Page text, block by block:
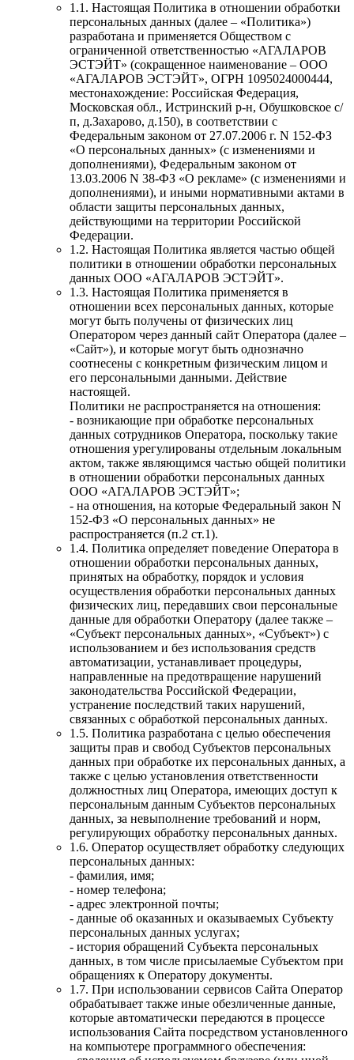
1.1. Настоящая Политика в отношении обработки
персональных данных (далее – «Политика»)
разработана и применяется Обществом с
ограниченной ответственностью «АГАЛАРОВ
ЭСТЭЙТ» (сокращенное наименование – ООО
«АГАЛАРОВ ЭСТЭЙТ», ОГРН 1095024000444,
местонахождение: Российская Федерация,
Московская обл., Истринский р-н, Обушковское с/
п, д.Захарово, д.150), в соответствии с
Федеральным законом от 27.07.2006 г. N 152-ФЗ
«О персональных данных» (с изменениями и
дополнениями), Федеральным законом от
13.03.2006 N 38-ФЗ «О рекламе» (с изменениями и
дополнениями), и иными нормативными актами в
области защиты персональных данных,
действующими на территории Российской
Федерации.
1.2. Настоящая Политика является частью общей
политики в отношении обработки персональных
данных ООО «АГАЛАРОВ ЭСТЭЙТ».
1.3. Настоящая Политика применяется в
отношении всех персональных данных, которые
могут быть получены от физических лиц
Оператором через данный сайт Оператора (далее –
«Сайт»), и которые могут быть однозначно
соотнесены с конкретным физическим лицом и
его персональными данными. Действие
настоящей.
Политики не распространяется на отношения:
- возникающие при обработке персональных
данных сотрудников Оператора, поскольку такие
отношения урегулированы отдельным локальным
актом, также являющимся частью общей политики
в отношении обработки персональных данных
ООО «АГАЛАРОВ ЭСТЭЙТ»;
- на отношения, на которые Федеральный закон N
152-ФЗ «О персональных данных» не
распространяется (п.2 ст.1).
1.4. Политика определяет поведение Оператора в
отношении обработки персональных данных,
принятых на обработку, порядок и условия
осуществления обработки персональных данных
физических лиц, передавших свои персональные
данные для обработки Оператору (далее также –
«Субъект персональных данных», «Субъект») с
использованием и без использования средств
автоматизации, устанавливает процедуры,
направленные на предотвращение нарушений
законодательства Российской Федерации,
устранение последствий таких нарушений,
связанных с обработкой персональных данных.
1.5. Политика разработана с целью обеспечения
защиты прав и свобод Субъектов персональных
данных при обработке их персональных данных, а
также с целью установления ответственности
должностных лиц Оператора, имеющих доступ к
персональным данным Субъектов персональных
данных, за невыполнение требований и норм,
регулирующих обработку персональных данных.
1.6. Оператор осуществляет обработку следующих
персональных данных:
- фамилия, имя;
- номер телефона;
- адрес электронной почты;
- данные об оказанных и оказываемых Субъекту
персональных данных услугах;
- история обращений Субъекта персональных
данных, в том числе присылаемые Субъектом при
обращениях к Оператору документы.
1.7. При использовании сервисов Сайта Оператор
обрабатывает также иные обезличенные данные,
которые автоматически передаются в процессе
использования Сайта посредством установленного
на компьютере программного обеспечения: